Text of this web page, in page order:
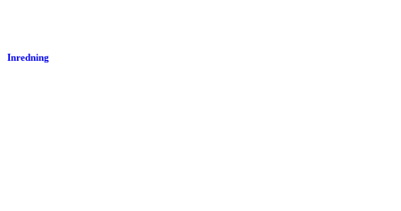
Inredning